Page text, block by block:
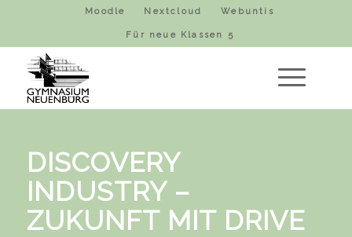
Moodle Nextcloud Webuntis
Für neue Klassen 5
DISCOVERY
INDUSTRY –
ZUKUNFT MIT DRIVE